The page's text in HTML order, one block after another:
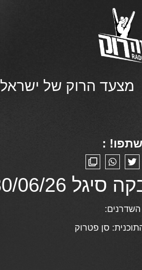
מצעד הרוק של ישראל
שתפו! :
30/06/26
השדרנים:
סן פטרוק